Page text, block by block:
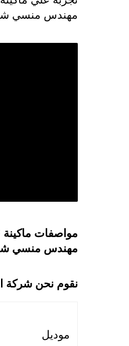
مهندس منسي
مهندس منسي
نقوم نحن شركة
موديل